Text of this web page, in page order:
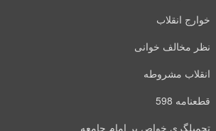
خوارج انقلاب
نظر مخالف خوانی
انقلاب مشروطه
قطعنامه 598
تحمیلگری خواص بر امام جامعه